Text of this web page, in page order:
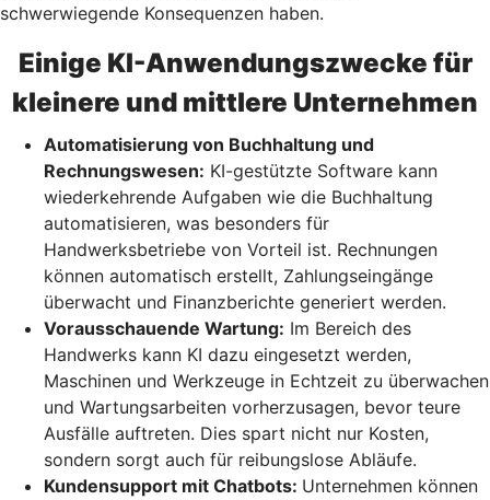
schwerwiegende Konsequenzen haben.
Einige KI-Anwendungszwecke für
kleinere und mittlere Unternehmen
Automatisierung von Buchhaltung und
Rechnungswesen: KI-gestützte Software kann
wiederkehrende Aufgaben wie die Buchhaltung
automatisieren, was besonders für
Handwerksbetriebe von Vorteil ist. Rechnungen
können automatisch erstellt, Zahlungseingänge
überwacht und Finanzberichte generiert werden.
Vorausschauende Wartung: Im Bereich des
Handwerks kann KI dazu eingesetzt werden,
Maschinen und Werkzeuge in Echtzeit zu überwachen
und Wartungsarbeiten vorherzusagen, bevor teure
Ausfälle auftreten. Dies spart nicht nur Kosten,
sondern sorgt auch für reibungslose Abläufe.
Kundensupport mit Chatbots: Unternehmen können